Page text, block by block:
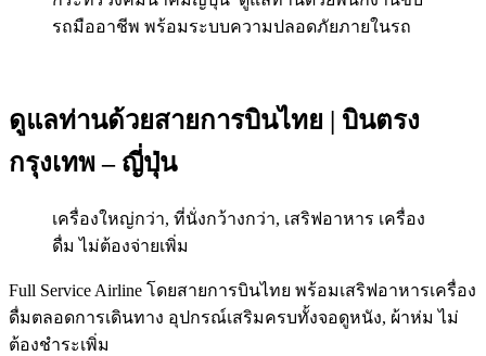
รถมืออาชีพ พร้อมระบบความปลอดภัยภายในรถ
ดูแลท่านด้วยสายการบินไทย | บินตรง
กรุงเทพ – ญี่ปุ่น
เครื่องใหญ่กว่า, ที่นั่งกว้างกว่า, เสริฟอาหาร เครื่อง
ดื่ม ไม่ต้องจ่ายเพิ่ม
Full Service Airline โดยสายการบินไทย พร้อมเสริฟอาหารเครื่อง
ดื่มตลอดการเดินทาง อุปกรณ์เสริมครบทั้งจอดูหนัง, ผ้าห่ม ไม่
ต้องชำระเพิ่ม